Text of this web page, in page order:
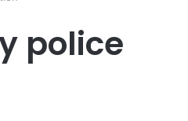
police